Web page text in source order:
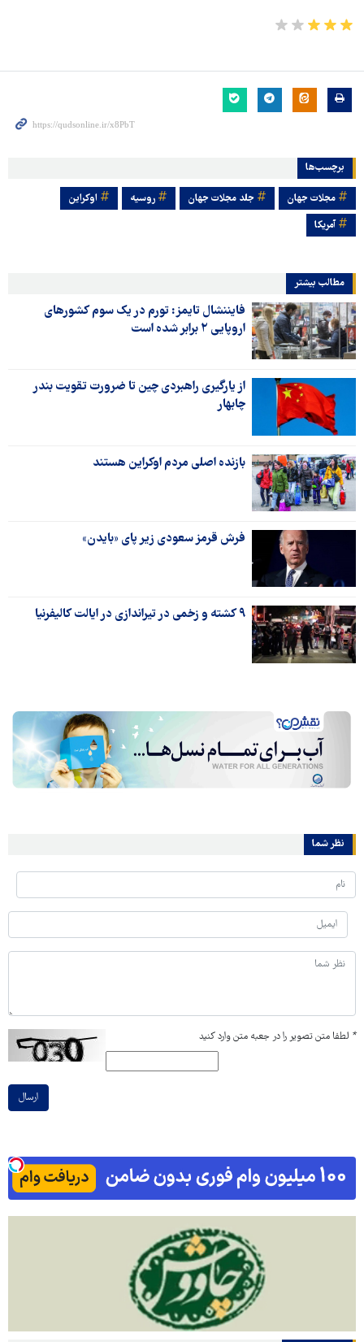
برچسب‌ها
مجلات جهان جلد مجلات جهان روسیه
اوکراین
آمریکا
مطالب بیشتر
فایننشال تایمز: تورم در یک سوم کشورهای
اروپایی ۲ برابر شده است
از یارگیری راهبردی چین تا ضرورت تقویت بندر
چابهار
بازنده اصلی مردم اوکراین هستند
فرش قرمز سعودی زیر پای «بایدن»
۹ کشته و زخمی در تیراندازی در ایالت کالیفرنیا
نظر شما
* لطفا متن تصویر را در جعبه متن وارد کنید
ارسال